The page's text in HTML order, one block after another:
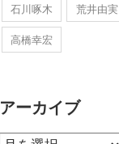
石川啄木
荒井由実
高橋幸宏
アーカイブ